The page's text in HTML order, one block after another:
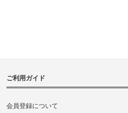
ご利用ガイド
会員登録について